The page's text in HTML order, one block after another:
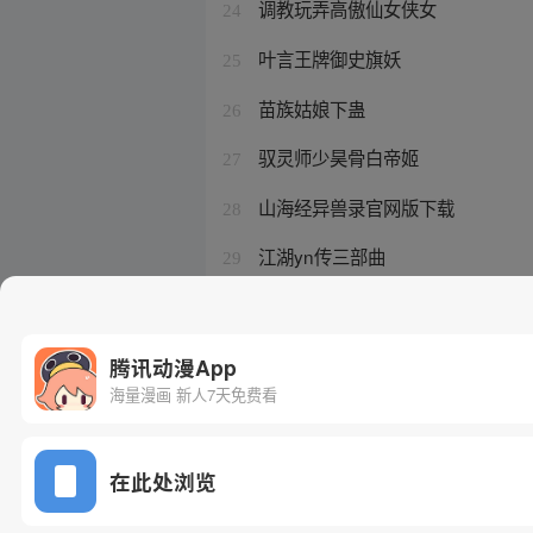
24 调教玩弄高傲仙女侠女
25 叶言王牌御史旗妖
26 苗族姑娘下蛊
27 驭灵师少昊骨白帝姬
28 山海经异兽录官网版下载
29 江湖yn传三部曲
腾讯动漫App
海量漫画 新人7天免费看
在此处浏览